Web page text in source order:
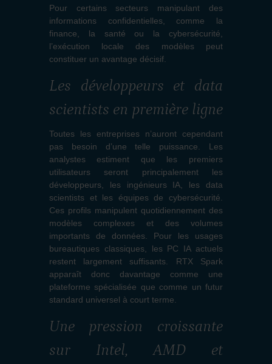
Pour certains secteurs manipulant des
informations confidentielles, comme la
finance, la santé ou la cybersécurité,
l’exécution locale des modèles peut
constituer un avantage décisif.
Les développeurs et data
scientists en première ligne
Toutes les entreprises n’auront cependant
pas besoin d’une telle puissance. Les
analystes estiment que les premiers
utilisateurs seront principalement les
développeurs, les ingénieurs IA, les data
scientists et les équipes de cybersécurité.
Ces profils manipulent quotidiennement des
modèles complexes et des volumes
importants de données. Pour les usages
bureautiques classiques, les PC IA actuels
restent largement suffisants. RTX Spark
apparaît donc davantage comme une
plateforme spécialisée que comme un futur
standard universel à court terme.
Une pression croissante
sur Intel, AMD et